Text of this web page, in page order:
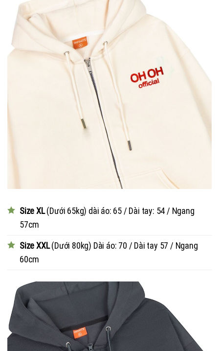
Size XL(Dưới 65kg) dài áo: 65 / Dài tay: 54 / Ngang
57cm
Size XXL(Dưới 80kg) Dài áo: 70 / Dài tay 57 / Ngang
60cm